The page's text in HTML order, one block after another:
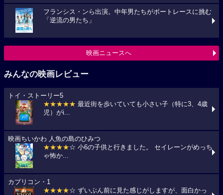
フランシス・ンら出演。中年男たちがボートレースに挑む
「逆流の男たち」
映画ニュースへ
みんなの映画レビュー
トイ・ストーリー5
★★★★★ 最近街を歩いていても小さい子（特に3、4歳
児）がi...
映画ちいかわ 人魚の島のひみつ
★★★★☆ 小6の子供と行きました。 セイレーンがめっち
ゃ怖か...
カプリコン・1
★★★★☆ ずいぶん前に見た感じがしますが、面白かっ